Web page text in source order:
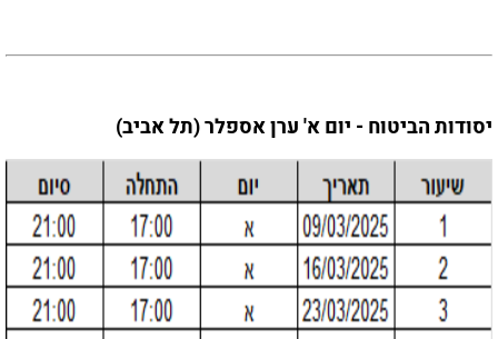
יסודות הביטוח - יום א' ערן אספלר (תל אביב)